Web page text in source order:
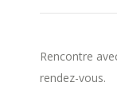
Rencontre
rendez-vous.